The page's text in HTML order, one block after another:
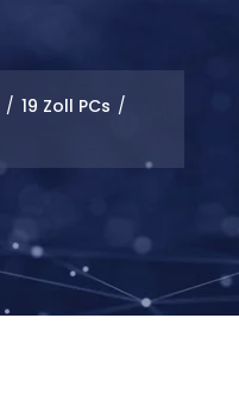
/ 19 Zoll PCs /